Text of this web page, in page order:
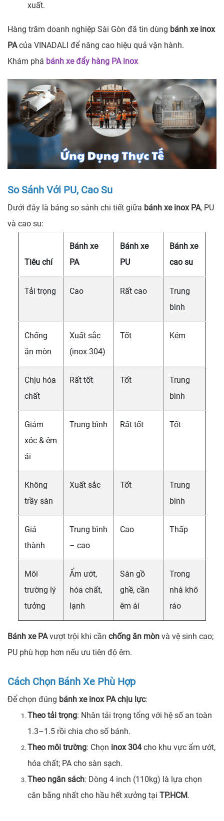
xuất.
Hàng trăm doanh nghiệp Sài Gòn đã tin dùng bánh xe inox
PAcủa VINADALI để nâng cao hiệu quả vận hành.
Khám phá bánh xe đẩy hàng PA inox
So Sánh Với PU, Cao Su
Dưới đây là bảng so sánh chi tiết giữa bánh xe inox PA, PU
và cao su:
Tiêu chí
Bánh xe
PA
Bánh xe
PU
Bánh xe
cao su
Tải trọng Cao Rất cao
Trung
bình
Chống
ăn mòn
Xuất sắc
(inox 304)
Tốt Kém
Chịu hóa
chất
Rất tốt Tốt
Trung
bình
Giảm
xóc & êm
ái
Trung bình Rất tốt Tốt
Không
trầy sàn
Xuất sắc Tốt
Trung
bình
Giá
thành
Trung bình
– cao
Cao Thấp
Môi
trường lý
tưởng
Ẩm ướt,
hóa chất,
lạnh
Sàn gồ
ghề, cần
êm ái
Trong
nhà khô
ráo
Bánh xe PAvượt trội khi cần chống ăn mòn và vệ sinh cao;
PU phù hợp hơn nếu ưu tiên độ êm.
Cách Chọn Bánh Xe Phù Hợp
Để chọn đúng bánh xe inox PA chịu lực:
Theo tải trọng: Nhân tải trọng tổng với hệ số an toàn
1.3–1.5 rồi chia cho số bánh.
Theo môi trường: Chọn inox 304cho khu vực ẩm ướt,
hóa chất; PA cho sàn sạch.
Theo ngân sách: Dòng 4 inch (110kg) là lựa chọn
cân bằng nhất cho hầu hết xưởng tại TP.HCM.